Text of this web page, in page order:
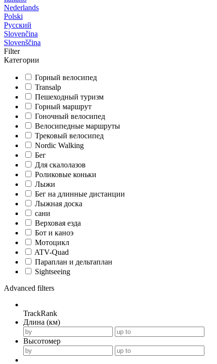
Nederlands
Polski
Русский
Slovenčina
Slovenščina
Filter
Категории
Горный велосипед
Transalp
Пешеходный туризм
Горный маршрут
Гоночный велосипед
Велосипедные маршруты
Трековый велосипед
Nordic Walking
Бег
Для скалолазов
Роликовые коньки
Лыжи
Бег на длинные дистанции
Лыжная доска
сани
Верховая езда
Бот и каноэ
Мотоцикл
ATV-Quad
Параплан и дельтаплан
Sightseeing
Advanced filters
TrackRank
Длина (км)
Высотомер